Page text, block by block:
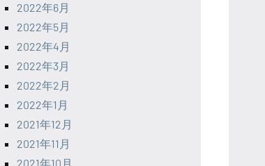
2022年6月
2022年5月
2022年4月
2022年3月
2022年2月
2022年1月
2021年12月
2021年11月
2021年10月